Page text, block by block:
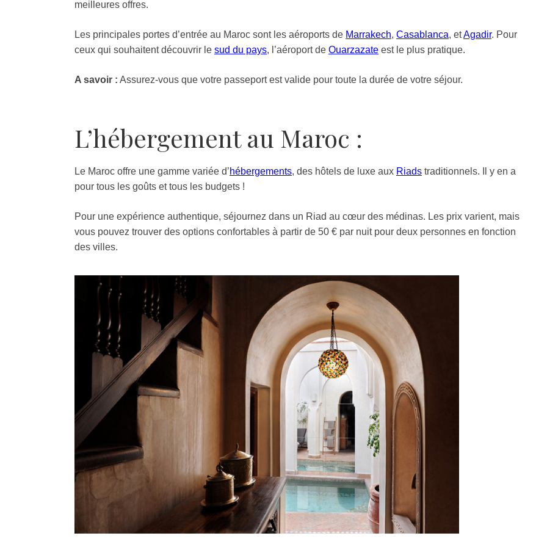
meilleures offres.
Les principales portes d’entrée au Maroc sont les aéroports de Marrakech, Casablanca, etAgadir. Pour
ceux qui souhaitent découvrir le sud du pays, l’aéroport de Ouarzazate est le plus pratique.
A savoir : Assurez-vous que votre passeport est valide pour toute la durée de votre séjour.
L’hébergement au Maroc :
Le Maroc offre une gamme variée d’hébergements, des hôtels de luxe aux Riads traditionnels. Il y en a
pour tous les goûts et tous les budgets !
Pour une expérience authentique, séjournez dans un Riad au cœur des médinas. Les prix varient, mais
vous pouvez trouver des options confortables à partir de 50 € par nuit pour deux personnes en fonction
des villes.